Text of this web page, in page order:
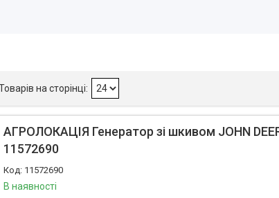
АГРОЛОКАЦІЯ Генератор зі шкивом JOHN
11572690
11572690
В наявності